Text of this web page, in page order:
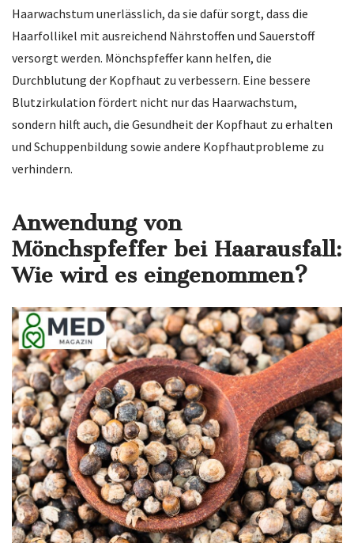
Haarwachstum unerlässlich, da sie dafür sorgt, dass die
Haarfollikel mit ausreichend Nährstoffen und Sauerstoff
versorgt werden. Mönchspfeffer kann helfen, die
Durchblutung der Kopfhaut zu verbessern. Eine bessere
Blutzirkulation fördert nicht nur das Haarwachstum,
sondern hilft auch, die Gesundheit der Kopfhaut zu erhalten
und Schuppenbildung sowie andere Kopfhautprobleme zu
verhindern.
Anwendung von
Mönchspfeffer bei Haarausfall:
Wie wird es eingenommen?